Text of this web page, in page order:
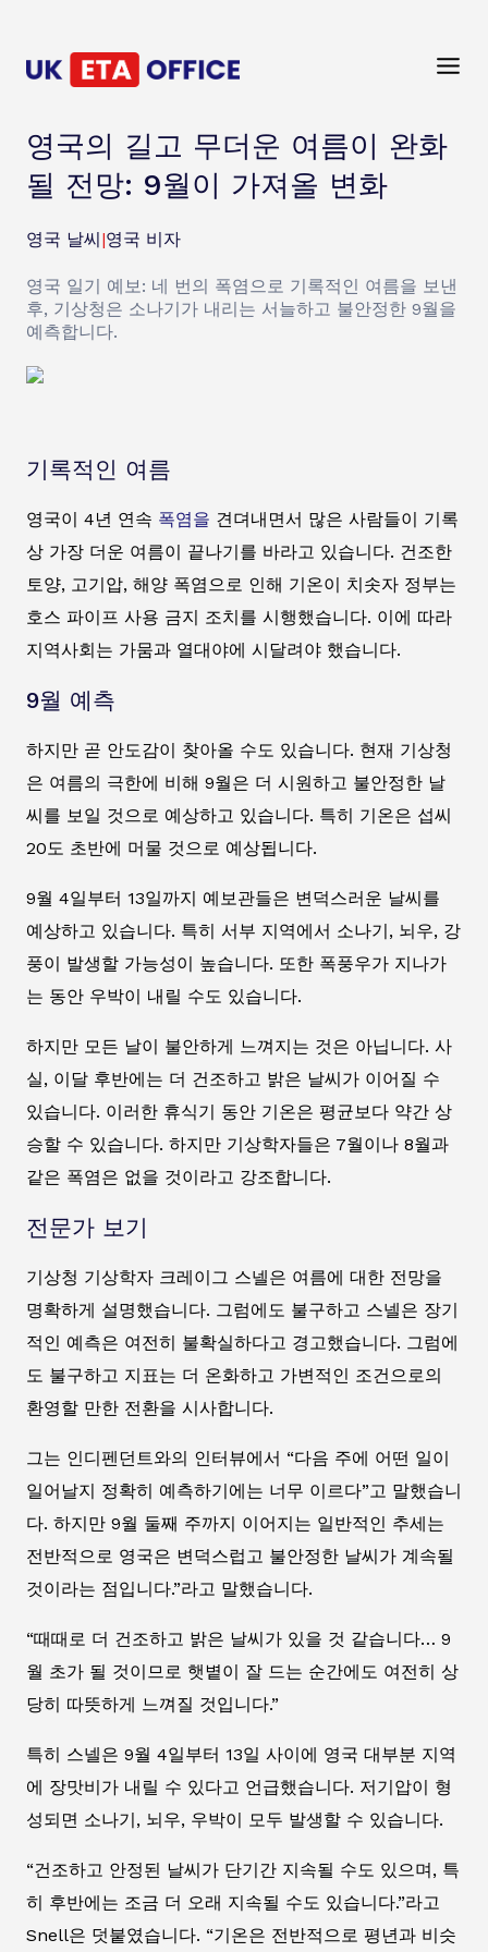
영국의 길고 무더운 여름이 완화
될 전망: 9월이 가져올 변화
영국 날씨|영국 비자
영국 일기 예보: 네 번의 폭염으로 기록적인 여름을 보낸
후, 기상청은 소나기가 내리는 서늘하고 불안정한 9월을
예측합니다.
기록적인 여름
영국이 4년 연속 폭염을 견뎌내면서 많은 사람들이 기록
상 가장 더운 여름이 끝나기를 바라고 있습니다. 건조한
토양, 고기압, 해양 폭염으로 인해 기온이 치솟자 정부는
호스 파이프 사용 금지 조치를 시행했습니다. 이에 따라
지역사회는 가뭄과 열대야에 시달려야 했습니다.
9월 예측
하지만 곧 안도감이 찾아올 수도 있습니다. 현재 기상청
은 여름의 극한에 비해 9월은 더 시원하고 불안정한 날
씨를 보일 것으로 예상하고 있습니다. 특히 기온은 섭씨
20도 초반에 머물 것으로 예상됩니다.
9월 4일부터 13일까지 예보관들은 변덕스러운 날씨를
예상하고 있습니다. 특히 서부 지역에서 소나기, 뇌우, 강
풍이 발생할 가능성이 높습니다. 또한 폭풍우가 지나가
는 동안 우박이 내릴 수도 있습니다.
하지만 모든 날이 불안하게 느껴지는 것은 아닙니다. 사
실, 이달 후반에는 더 건조하고 밝은 날씨가 이어질 수
있습니다. 이러한 휴식기 동안 기온은 평균보다 약간 상
승할 수 있습니다. 하지만 기상학자들은 7월이나 8월과
같은 폭염은 없을 것이라고 강조합니다.
전문가 보기
기상청 기상학자 크레이그 스넬은 여름에 대한 전망을
명확하게 설명했습니다. 그럼에도 불구하고 스넬은 장기
적인 예측은 여전히 불확실하다고 경고했습니다. 그럼에
도 불구하고 지표는 더 온화하고 가변적인 조건으로의
환영할 만한 전환을 시사합니다.
그는 인디펜던트와의 인터뷰에서 “다음 주에 어떤 일이
일어날지 정확히 예측하기에는 너무 이르다”고 말했습니
다. 하지만 9월 둘째 주까지 이어지는 일반적인 추세는
전반적으로 영국은 변덕스럽고 불안정한 날씨가 계속될
것이라는 점입니다.”라고 말했습니다.
“때때로 더 건조하고 밝은 날씨가 있을 것 같습니다… 9
월 초가 될 것이므로 햇볕이 잘 드는 순간에도 여전히 상
당히 따뜻하게 느껴질 것입니다.”
특히 스넬은 9월 4일부터 13일 사이에 영국 대부분 지역
에 장맛비가 내릴 수 있다고 언급했습니다. 저기압이 형
성되면 소나기, 뇌우, 우박이 모두 발생할 수 있습니다.
“건조하고 안정된 날씨가 단기간 지속될 수도 있으며, 특
히 후반에는 조금 더 오래 지속될 수도 있습니다.”라고
Snell은 덧붙였습니다. “기온은 전반적으로 평년과 비슷